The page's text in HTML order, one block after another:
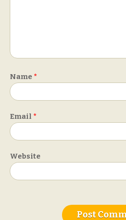
Name *
Email *
Website